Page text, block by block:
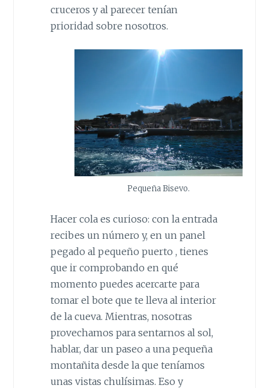
cruceros y al parecer tenían
prioridad sobre nosotros.
Pequeña Bisevo.
Hacer cola es curioso: con la entrada
recibes un número y, en un panel
pegado al pequeño puerto , tienes
que ir comprobando en qué
momento puedes acercarte para
tomar el bote que te lleva al interior
de la cueva. Mientras, nosotras
provechamos para sentarnos al sol,
hablar, dar un paseo a una pequeña
montañita desde la que teníamos
unas vistas chulísimas. Eso y